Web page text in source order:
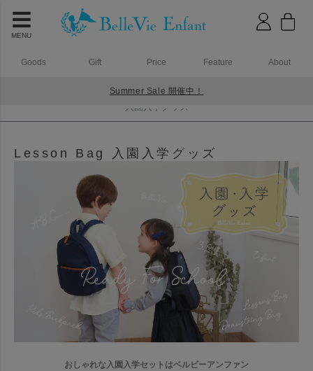
MENU
Goods Gift Price Feature About
Summer Sale 開催中！
入園入学グッズ
Lesson Bag 入園入学グッズ
おしゃれな入園入学セットはベルビーアンファン